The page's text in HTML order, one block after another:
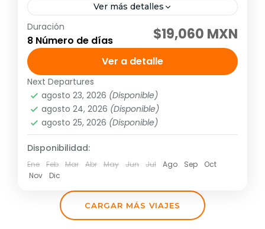
Ver más detalles
Visitando: Lima, Cusco, Valle Sagrado,
Machu Picchu Salidas: Diarias (garantizadas
con un mínimo de dos personas adultas)
hasta el 20 de diciembre del 2026.
Descarga...
América,Sudamérica
Media
Duración
8 Número de días $19,060 MXN
Ver a detalle
Next Departures
agosto 23, 2026 (Disponible)
agosto 24, 2026 (Disponible)
agosto 25, 2026 (Disponible)
Disponibilidad:
Ene Feb Mar Abr May Jun Jul Ago Sep
Oct
Nov
Dic
CARGAR MÁS VIAJES